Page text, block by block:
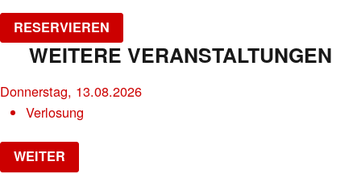
RESERVIEREN
WEITERE VERANSTALTUNGEN
Donnerstag, 13.08.2026
Verlosung
WEITER